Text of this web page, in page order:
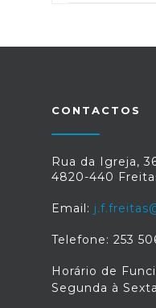
CONTACTOS
Rua da Igreja,
4820-440
Email:
Telefone: 253
Horário de
Segunda à